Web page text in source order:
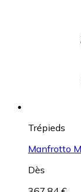
Trépieds
Manfrotto
Dès